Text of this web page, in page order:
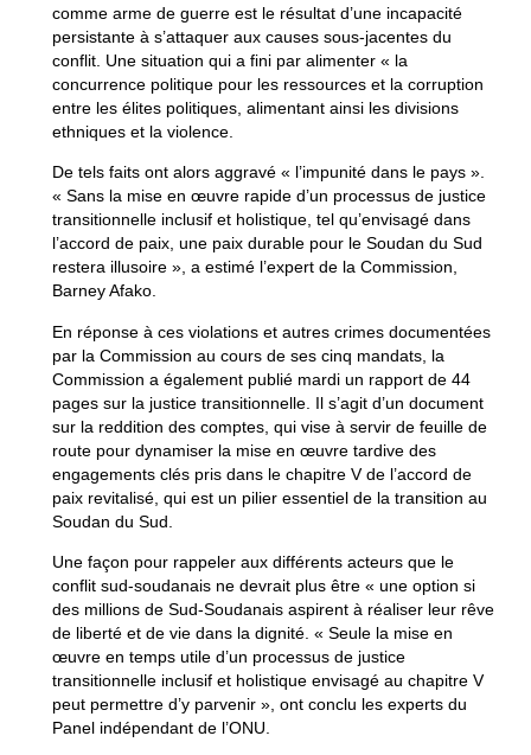
comme arme de guerre est le résultat d’une incapacité
persistante à s’attaquer aux causes sous-jacentes du
conflit. Une situation qui a fini par alimenter « la
concurrence politique pour les ressources et la corruption
entre les élites politiques, alimentant ainsi les divisions
ethniques et la violence.
De tels faits ont alors aggravé « l’impunité dans le pays ».
« Sans la mise en œuvre rapide d’un processus de justice
transitionnelle inclusif et holistique, tel qu’envisagé dans
l’accord de paix, une paix durable pour le Soudan du Sud
restera illusoire », a estimé l’expert de la Commission,
Barney Afako.
En réponse à ces violations et autres crimes documentées
par la Commission au cours de ses cinq mandats, la
Commission a également publié mardi un rapport de 44
pages sur la justice transitionnelle. Il s’agit d’un document
sur la reddition des comptes, qui vise à servir de feuille de
route pour dynamiser la mise en œuvre tardive des
engagements clés pris dans le chapitre V de l’accord de
paix revitalisé, qui est un pilier essentiel de la transition au
Soudan du Sud.
Une façon pour rappeler aux différents acteurs que le
conflit sud-soudanais ne devrait plus être « une option si
des millions de Sud-Soudanais aspirent à réaliser leur rêve
de liberté et de vie dans la dignité. « Seule la mise en
œuvre en temps utile d’un processus de justice
transitionnelle inclusif et holistique envisagé au chapitre V
peut permettre d’y parvenir », ont conclu les experts du
Panel indépendant de l’ONU.